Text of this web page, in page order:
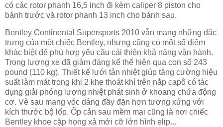
có các rotor phanh 16,5 inch đi kèm caliper 8 piston cho
bánh trước và rotor phanh 13 inch cho bánh sau.
Bentley Continental Supersports 2010 vẫn mang những đặc
trưng của một chiếc Bentley, nhưng cũng có một số điểm
khác biệt để phù hợp yêu cầu cải thiện khả năng vận hành.
Trọng lượng xe đã giảm đáng kể thể hiện qua con số 243
pound (110 kg). Thiết kế lưới tản nhiệt giúp tăng cường hiệu
suất làm mát trong khi 2 khe thoát khí trên nắp capô có tác
dụng giải phóng lượng nhiệt phát sinh ở khoang chứa động
cơ. Vè sau mang vóc dáng đầy đặn hơn tương xứng với
kích thước bộ lốp. Ốp cản sau mềm mại cũng là nơi chiếc
Bentley khoe cặp họng xả mới cỡ lớn hình elip...